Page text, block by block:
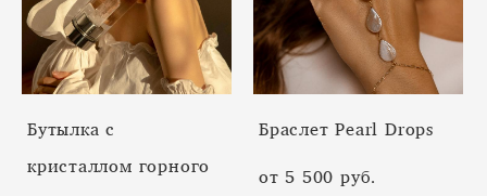
Бутылка с
кристаллом горного
Браслет Pearl Drops
от 5 500 pуб.